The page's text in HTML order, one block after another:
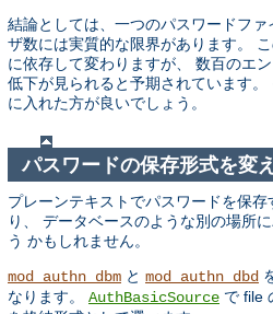
結論としては、一つのパスワードフ
ザ数には実質的な限界があります。
に依存して変わりますが、 数百のエ
低下が見られると予期されています
に入れた方が良いでしょう。
パスワードの保存形式を変
プレーンテキストでパスワードを保
り、 データベースのような別の場所
う かもしれません。
mod_authn_dbm と mod_authn_dbd
なります。 AuthBasicSource で file